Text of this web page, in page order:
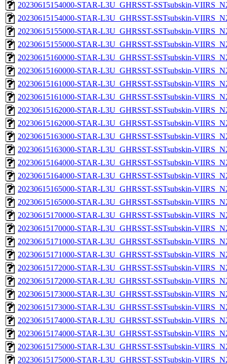
20230615154000-STAR-L3U_GHRSST-SSTsubskin-
20230615154000-STAR-L3U_GHRSST-SSTsubskin-
20230615155000-STAR-L3U_GHRSST-SSTsubskin-
20230615155000-STAR-L3U_GHRSST-SSTsubskin-
20230615160000-STAR-L3U_GHRSST-SSTsubskin-
20230615160000-STAR-L3U_GHRSST-SSTsubskin-
20230615161000-STAR-L3U_GHRSST-SSTsubskin-
20230615161000-STAR-L3U_GHRSST-SSTsubskin-
20230615162000-STAR-L3U_GHRSST-SSTsubskin-
20230615162000-STAR-L3U_GHRSST-SSTsubskin-
20230615163000-STAR-L3U_GHRSST-SSTsubskin-
20230615163000-STAR-L3U_GHRSST-SSTsubskin-
20230615164000-STAR-L3U_GHRSST-SSTsubskin-
20230615164000-STAR-L3U_GHRSST-SSTsubskin-
20230615165000-STAR-L3U_GHRSST-SSTsubskin-
20230615165000-STAR-L3U_GHRSST-SSTsubskin-
20230615170000-STAR-L3U_GHRSST-SSTsubskin-
20230615170000-STAR-L3U_GHRSST-SSTsubskin-
20230615171000-STAR-L3U_GHRSST-SSTsubskin-
20230615171000-STAR-L3U_GHRSST-SSTsubskin-
20230615172000-STAR-L3U_GHRSST-SSTsubskin-
20230615172000-STAR-L3U_GHRSST-SSTsubskin-
20230615173000-STAR-L3U_GHRSST-SSTsubskin-
20230615173000-STAR-L3U_GHRSST-SSTsubskin-
20230615174000-STAR-L3U_GHRSST-SSTsubskin-
20230615174000-STAR-L3U_GHRSST-SSTsubskin-
20230615175000-STAR-L3U_GHRSST-SSTsubskin-
20230615175000-STAR-L3U_GHRSST-SSTsubskin-